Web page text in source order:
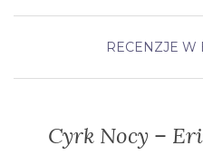
RECENZJE W
Cyrk Nocy –